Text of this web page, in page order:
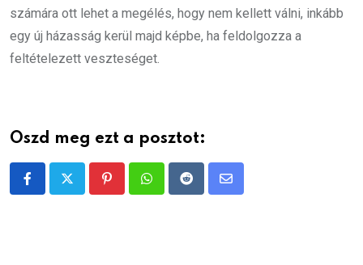
számára ott lehet a megélés, hogy nem kellett válni, inkább
egy új házasság kerül majd képbe, ha feldolgozza a
feltételezett veszteséget.
Oszd meg ezt a posztot:
PinterestWhatsappRedditShare